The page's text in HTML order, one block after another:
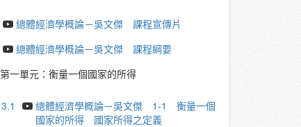
總體經濟學概論－吳文傑 課程宣傳片
總體經濟學概論－吳文傑 課程綱要
第一單元：衡量一個國家的所得
3.1
總體經濟學概論－吳文傑 1-1 衡量一個
國家的所得 國家所得之定義